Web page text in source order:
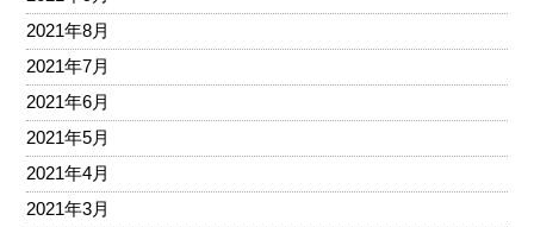
2021年8月
2021年7月
2021年6月
2021年5月
2021年4月
2021年3月